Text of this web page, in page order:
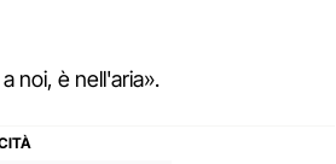
noi, è nell'aria».